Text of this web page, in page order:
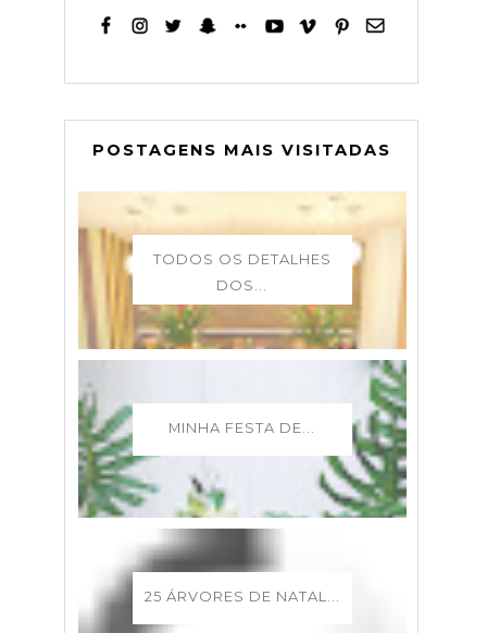
POSTAGENS MAIS VISITADAS
TODOS OS DETALHES
DOS...
MINHA FESTA DE...
25 ÁRVORES DE NATAL...